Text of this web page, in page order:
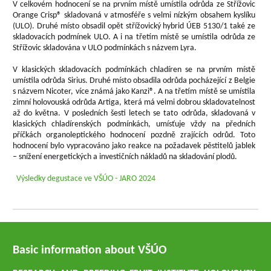
V celkovém hodnocení se na prvním místě umístila odrůda ze Střížovic
Orange Crisp® skladovaná v atmosféře s velmi nízkým obsahem kyslíku
(ULO). Druhé místo obsadil opět střížovický hybrid ÚEB 5130/1 také ze
skladovacích podmínek ULO. A i na třetím místě se umístila odrůda ze
Střížovic skladována v ULO podmínkách s názvem Lyra.
V klasických skladovacích podmínkách chladíren se na prvním místě
umístila odrůda Sirius. Druhé místo obsadila odrůda pocházející z Belgie
s názvem Nicoter, více známá jako Kanzi®. A na třetím místě se umístila
zimní holovouská odrůda Artiga, která má velmi dobrou skladovatelnost
až do května. V posledních šesti letech se tato odrůda, skladovaná v
klasických chladírenských podmínkách, umísťuje vždy na předních
příčkách organoleptického hodnocení pozdně zrajících odrůd. Toto
hodnocení bylo vypracováno jako reakce na požadavek pěstitelů jablek
– snížení energetických a investičních nákladů na skladování plodů.
Výsledky degustace ve VŠÚO - JARO 2024
Basic information about VŠÚO